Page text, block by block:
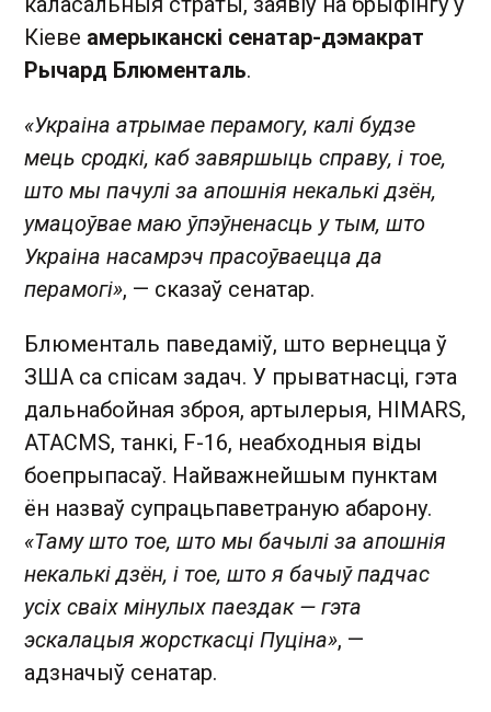
Кіеве амерыканскі сенатар-дэмакрат
Рычард Блюменталь.
«Украіна атрымае перамогу, калі будзе
мець сродкі, каб завяршыць справу, і тое,
што мы пачулі за апошнія некалькі дзён,
умацоўвае маю ўпэўненасць у тым, што
Украіна насамрэч прасоўваецца да
перамогі», — сказаў сенатар.
Блюменталь паведаміў, што вернецца ў
ЗША са спісам задач. У прыватнасці, гэта
дальнабойная зброя, артылерыя, HIMARS,
ATACMS, танкі, F-16, неабходныя віды
боепрыпасаў. Найважнейшым пунктам
ён назваў супрацьпаветраную абарону.
«Таму што тое, што мы бачылі за апошнія
некалькі дзён, і тое, што я бачыў падчас
усіх сваіх мінулых паездак — гэта
эскалацыя жорсткасці Пуціна», —
адзначыў сенатар.